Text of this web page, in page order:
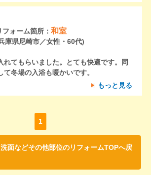
フォーム箇所： 和室
庫県尼崎市／女性・60代)
れてもらいました。とても快適です。同
て冬場の入浴も暖かいです。
もっと見る
1
面などその他部位のリフォームTOPへ戻